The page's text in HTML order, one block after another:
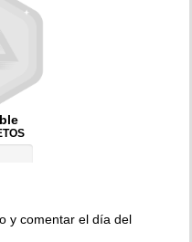
y comentar el día del